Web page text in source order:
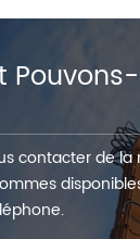
contacter de la